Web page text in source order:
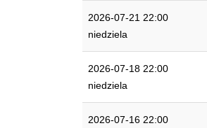
2026-07-21 22:00
niedziela
2026-07-18 22:00
niedziela
2026-07-16 22:00